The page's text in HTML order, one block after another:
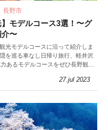
長野市
】モデルコース3選！〜グ
〜
光モデルコースに沿って紹介しま
を巡る車なし日帰り旅行、軽井沢
あるモデルコースをぜひ長野観光
27.jul 2023